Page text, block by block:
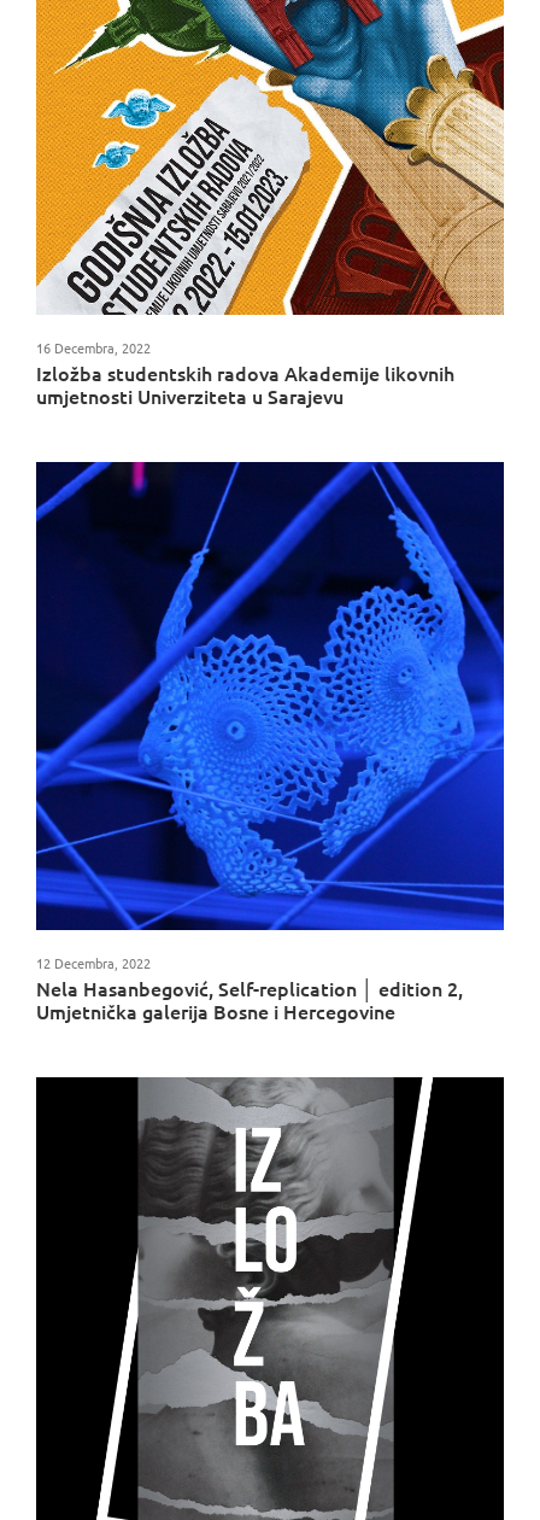
Izložba studentskih radova Akademije likovnih
umjetnosti Univerziteta u Sarajevu
16 Decembra, 2022
Nela Hasanbegović, Self-replication │ edition 2,
Umjetnička galerija Bosne i Hercegovine
12 Decembra, 2022